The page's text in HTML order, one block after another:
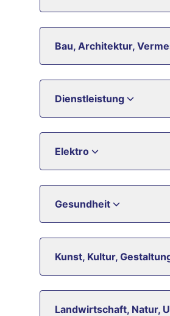
Bau, Architektur,
Dienstleistung
Elektro
Gesundheit
Kunst, Kultur,
Landwirtschaft, Natur,